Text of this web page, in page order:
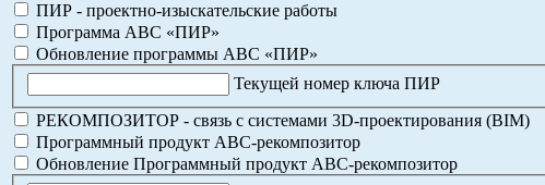
ПИР - проектно-изыскательские работы
Программа АВС «ПИР»
Обновление программы АВС «ПИР»
Текущей номер ключа ПИР
РЕКОМПОЗИТОР - связь с системами 3D-проектирования (BIM)
Программный продукт АВС-рекомпозитор
Обновление Программный продукт АВС-рекомпозитор